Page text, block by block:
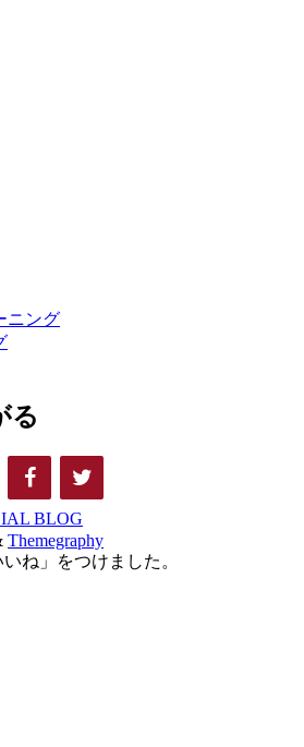
ニング
る
BLOG
Themegraphy
ね」をつけました。